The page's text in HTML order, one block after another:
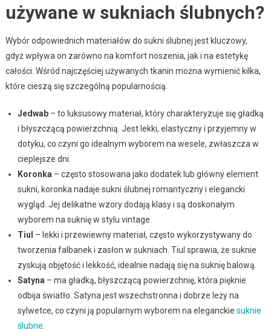
używane w sukniach ślubnych?
Wybór odpowiednich materiałów do sukni ślubnej jest kluczowy,
gdyż wpływa on zarówno na komfort noszenia, jak i na estetykę
całości. Wśród najczęściej używanych tkanin można wymienić kilka,
które cieszą się szczególną popularnością.
Jedwab– to luksusowy materiał, który charakteryzuje się gładką
i błyszczącą powierzchnią. Jest lekki, elastyczny i przyjemny w
dotyku, co czyni go idealnym wyborem na wesele, zwłaszcza w
cieplejsze dni.
Koronka – często stosowana jako dodatek lub główny element
sukni, koronka nadaje sukni ślubnej romantyczny i elegancki
wygląd. Jej delikatne wzory dodają klasy i są doskonałym
wyborem na suknię w stylu vintage.
Tiul – lekki i przewiewny materiał, często wykorzystywany do
tworzenia falbanek i zasłon w sukniach. Tiul sprawia, że suknie
zyskują objętość i lekkość, idealnie nadają się na suknię balową.
Satyna – ma gładką, błyszczącą powierzchnię, która pięknie
odbija światło. Satyna jest wszechstronna i dobrze leży na
sylwetce, co czyni ją popularnym wyborem na eleganckie suknie
ślubne